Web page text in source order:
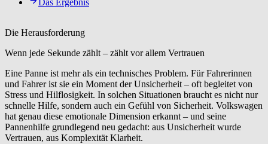
Die Herausforderung
Wenn jede Sekunde zählt – zählt vor allem Vertrauen
Eine Panne ist mehr als ein technisches Problem. Für Fahrerinnen
und Fahrer ist sie ein Moment der Unsicherheit – oft begleitet von
Stress und Hilflosigkeit. In solchen Situationen braucht es nicht nur
schnelle Hilfe, sondern auch ein Gefühl von Sicherheit. Volkswagen
hat genau diese emotionale Dimension erkannt – und seine
Pannenhilfe grundlegend neu gedacht: aus Unsicherheit wurde
Vertrauen, aus Komplexität Klarheit.